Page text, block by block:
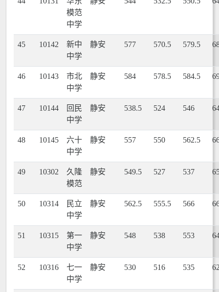
模范
中学
45 10142
新中
中学
静安 577 570.5 579.5
46 10143
市北
中学
静安 584 578.5 584.5
47 10144
回民
中学
静安 538.5 524 546
48 10145
六十
中学
静安 557 550 562.5
49 10302
久隆
模范
静安 549.5 527 537
50 10314
民立
中学
静安 562.5 555.5 566
51 10315
第一
中学
静安 548 538 553
52 10316
七一
中学
静安 530 516 535